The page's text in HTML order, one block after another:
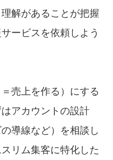
解があることが把握
ービスを依頼しよう
売上を作る）にする
アカウントの設計
導線など）を相談し
リム集客に特化した